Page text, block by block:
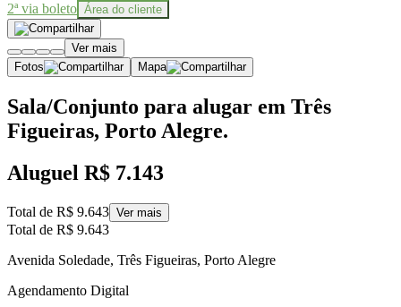
2ª via boleto Área do cliente
Ver mais
Fotos
Mapa
Sala/Conjunto para alugar em Três
Figueiras, Porto Alegre.
Aluguel R$ 7.143
Total de R$ 9.643 Ver mais
Total de R$ 9.643
Avenida Soledade, Três Figueiras, Porto Alegre
Agendamento Digital